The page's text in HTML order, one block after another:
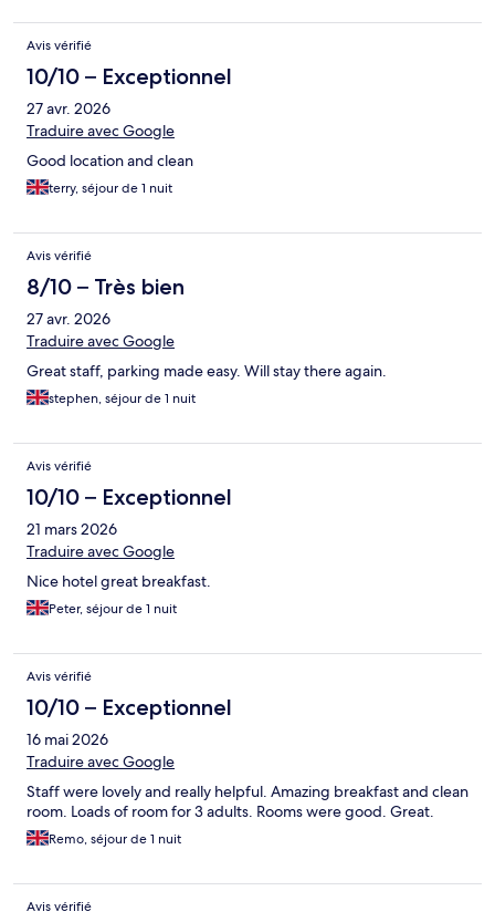
Avis vérifié
10/10 – Exceptionnel
27 avr. 2026
Traduire avec Google
Good location and clean
terry, séjour de 1 nuit
Avis vérifié
8/10 – Très bien
27 avr. 2026
Traduire avec Google
Great staff, parking made easy. Will stay there again.
stephen, séjour de 1 nuit
Avis vérifié
10/10 – Exceptionnel
21 mars 2026
Traduire avec Google
Nice hotel great breakfast.
Peter, séjour de 1 nuit
Avis vérifié
10/10 – Exceptionnel
16 mai 2026
Traduire avec Google
Staff were lovely and really helpful. Amazing breakfast and clean
room. Loads of room for 3 adults. Rooms were good. Great.
Remo, séjour de 1 nuit
Avis vérifié